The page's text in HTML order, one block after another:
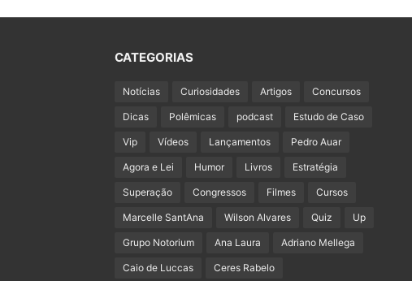
CATEGORIAS
Notícias Curiosidades Artigos Concursos
Dicas Polêmicas podcast Estudo de Caso
Vip Vídeos Lançamentos Pedro Auar
Agora e Lei Humor Livros Estratégia
Superação Congressos Filmes Cursos
Marcelle SantAna Wilson Alvares Quiz Up
Grupo Notorium Ana Laura Adriano Mellega
Caio de Luccas Ceres Rabelo